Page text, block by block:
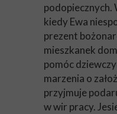
podopiecznych.
kiedy Ewa
prezent
mieszkanek
pomóc
marzenia o
przyjmuje
w wir pracy.